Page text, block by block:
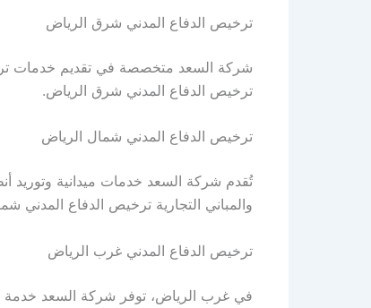
ترخيص الدفاع المدني شرق الرياض
شركة السعد متخصصة في تقديم خدمات
ترخيص الدفاع المدني شرق الرياض.
ترخيص الدفاع المدني شمال الرياض
تُقدم شركة السعد خدمات ميدانية وتوريد
والمباني التجارية ترخيص الدفاع المدني
ترخيص الدفاع المدني غرب الرياض
في غرب الرياض، توفر شركة السعد خدمة